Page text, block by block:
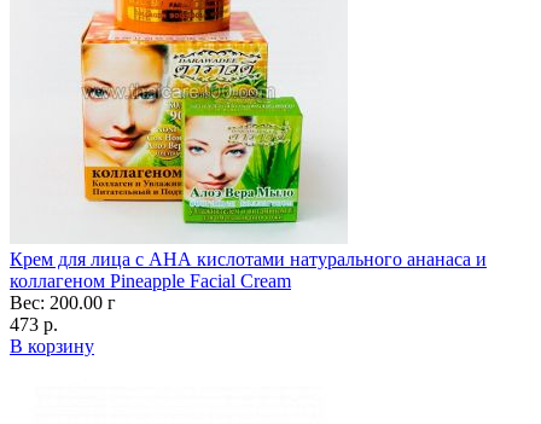
Крем для лица с АНА кислотами натурального ананаса и
коллагеном Pineapple Facial Cream
Вес: 200.00 г
473 р.
В корзину